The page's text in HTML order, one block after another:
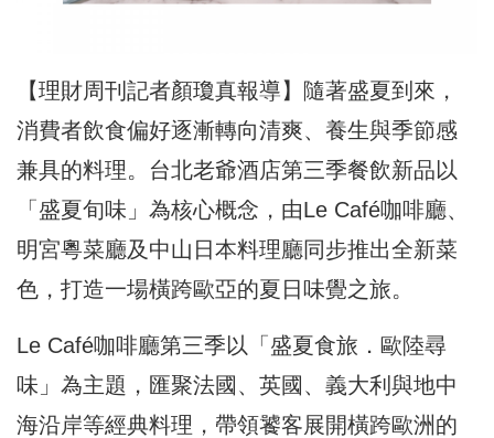
【理財周刊記者顏瓊真報導】 隨著盛夏到來，
消費者飲食偏好逐漸轉向清爽、養生與季節感
兼具的料理。台北老爺酒店第三季餐飲新品以
「盛夏旬味」為核心概念，由Le Café咖啡廳、
明宮粵菜廳及中山日本料理廳同步推出全新菜
色，打造一場橫跨歐亞的夏日味覺之旅。
Le Café咖啡廳第三季以「盛夏食旅．歐陸尋
味」為主題，匯聚法國、英國、義大利與地中
海沿岸等經典料理，帶領饕客展開橫跨歐洲的